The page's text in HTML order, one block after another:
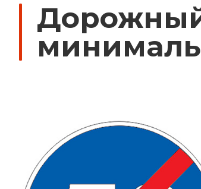
Знаки вертикальной
Крепления для дорожных
Светодиодные знаки на